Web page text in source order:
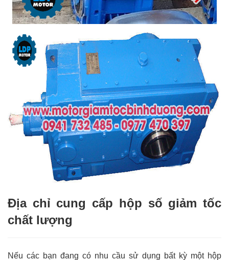
Địa chỉ cung cấp hộp số giảm tốc
chất lượng
Nếu các bạn đang có nhu cầu sử dụng bất kỳ một hộp